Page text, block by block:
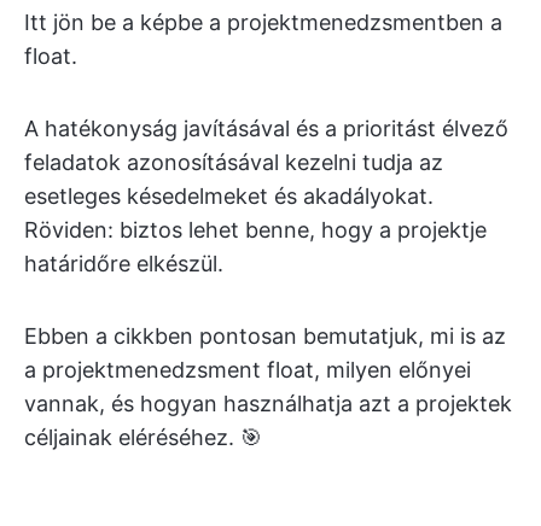
Itt jön be a képbe a projektmenedzsmentben a
float.
A hatékonyság javításával és a prioritást élvező
feladatok azonosításával kezelni tudja az
esetleges késedelmeket és akadályokat.
Röviden: biztos lehet benne, hogy a projektje
határidőre elkészül.
Ebben a cikkben pontosan bemutatjuk, mi is az
a projektmenedzsment float, milyen előnyei
vannak, és hogyan használhatja azt a projektek
céljainak eléréséhez. 🎯